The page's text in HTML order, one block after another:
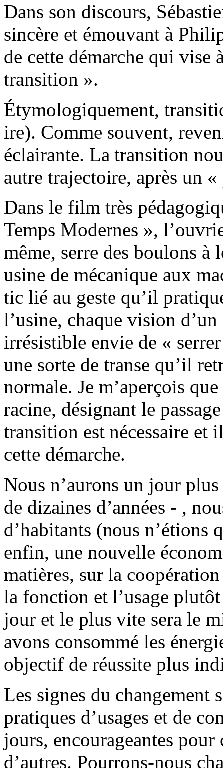
Dans son discours,
sincère et émouvant à
de cette démarche qui vise
transition ».
Étymologiquement,
ire). Comme souvent,
éclairante. La transition
autre trajectoire, après un «
Dans le film très
Temps Modernes »,
même, serre des boulons à
usine de mécanique aux
tic lié au geste qu’il
l’usine, chaque vision
irrésistible envie de «
une sorte de transe qu’il
normale. Je m’aperçois
racine, désignant le
transition est nécessaire et
cette démarche.
Nous n’aurons un jour
de dizaines d’années - ,
d’habitants (nous
enfin, une nouvelle
matières, sur la
la fonction et l’usage
jour et le plus vite sera le
avons consommé les
objectif de réussite plus
Les signes du changement
pratiques d’usages et de
jours, encourageantes
d’autres. Pourrons-nous